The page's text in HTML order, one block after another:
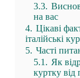
3.3.
на вас
4. Цікаві
італійські
5. Часті
5.1. Як
куртку від